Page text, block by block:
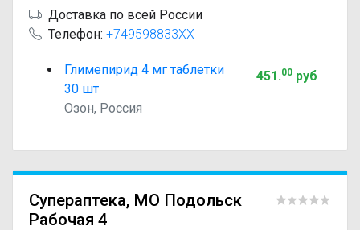
Доставка по всей России
Телефон: +749598833XX
Глимепирид 4 мг таблетки
30 шт
Озон, Россия
451.00руб
Супераптека, МО Подольск
Рабочая 4